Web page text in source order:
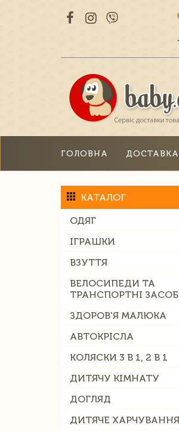
ГОЛОВНА
КАТАЛОГ
ОДЯГ
ІГРАШКИ
ВЗУТТЯ
ВЕЛОСИПЕДИ ТА
ТРАНСПОРТНІ
ЗДОРОВ'Я МАЛЮКА
АВТОКРІСЛА
КОЛЯСКИ 3 В 1, 2 В 1
ДИТЯЧУ КІМНАТУ
ДОГЛЯД
ДИТЯЧЕ ХАРЧУВАННЯ